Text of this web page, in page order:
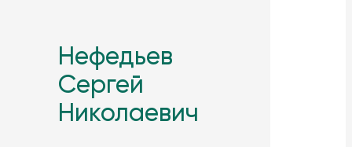
Нефедьев
Сергей
Николаевич